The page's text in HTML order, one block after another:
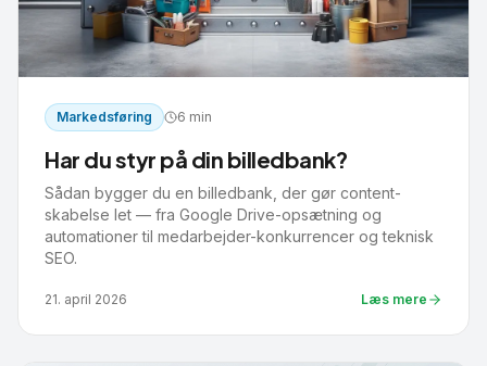
Markedsføring 6 min
Har du styr på din billedbank?
Sådan bygger du en billedbank, der gør content-
skabelse let — fra Google Drive-opsætning og
automationer til medarbejder-konkurrencer og teknisk
SEO.
21. april 2026 Læs mere